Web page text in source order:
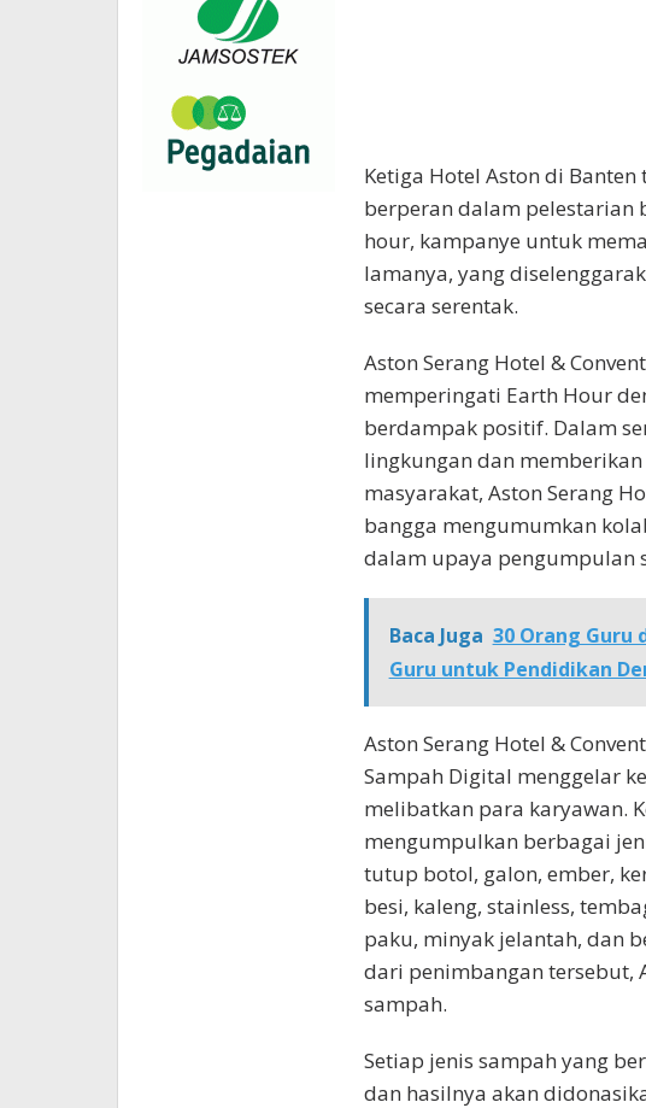
Ketiga Hotel Aston di
berperan dalam
hour, kampanye untuk
lamanya, yang
secara serentak.
Aston Serang Hotel &
memperingati Earth Hour
berdampak positif. Dalam
lingkungan dan
masyarakat, Aston Serang
bangga mengumumkan
dalam upaya pengumpulan
Baca Juga 30 Orang
Guru untuk Pendidikan
Aston Serang Hotel &
Sampah Digital menggelar
melibatkan para karyawan.
mengumpulkan berbagai
tutup botol, galon, ember,
besi, kaleng, stainless,
paku, minyak jelantah, dan
dari penimbangan tersebut,
sampah.
Setiap jenis sampah yang
dan hasilnya akan